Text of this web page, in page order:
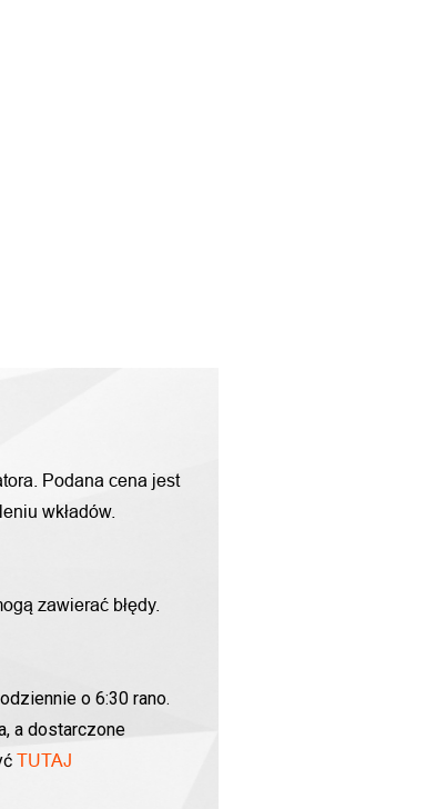
Podana cena jest
wkładów.
zawierać błędy.
o 6:30 rano.
a dostarczone
TUTAJ